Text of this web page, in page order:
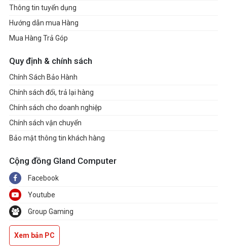
Thông tin tuyển dụng
Hướng dẫn mua Hàng
Mua Hàng Trả Góp
Quy định & chính sách
Chính Sách Bảo Hành
Chính sách đổi, trả lại hàng
Chính sách cho doanh nghiệp
Chính sách vận chuyển
Bảo mật thông tin khách hàng
Cộng đồng Gland Computer
Facebook
Youtube
Group Gaming
Xem bản PC